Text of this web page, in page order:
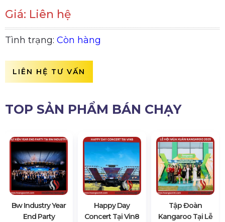
Giá: Liên hệ
Tình trạng: Còn hàng
LIÊN HỆ TƯ VẤN
TOP SẢN PHẨM BÁN CHẠY
Bw Industry Year
End Party
Happy Day
Concert Tại Vin8
Tập Đoàn
Kangaroo Tại Lễ